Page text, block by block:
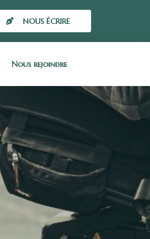
NOUS ÉCRIRE
Nous rejoindre